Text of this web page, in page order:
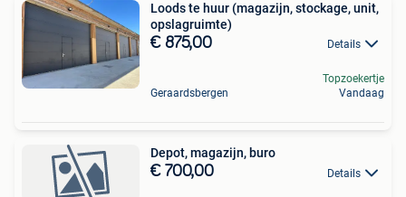
Loods te huur (magazijn, stockage, unit,
opslagruimte)
€ 875,00 Details
Geraardsbergen
Topzoekertje
Vandaag
Depot, magazijn, buro
€ 700,00 Details